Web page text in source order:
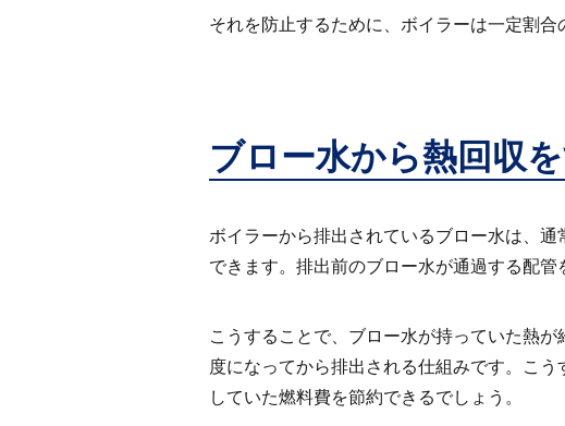
それを防止するために、ボイラーは一定割
ブロー水から熱回収
ボイラーから排出されているブロー水は、通
できます。排出前のブロー水が通過する配
こうすることで、ブロー水が持っていた熱
度になってから排出される仕組みです。こ
していた燃料費を節約できるでしょう。